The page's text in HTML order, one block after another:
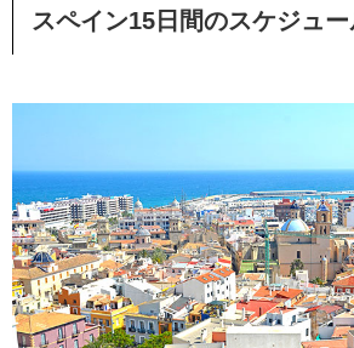
スペイン15日間のスケジュー